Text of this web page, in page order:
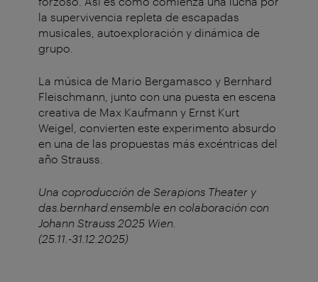
la supervivencia repleta de escapadas
musicales, autoexploración y dinámica de
grupo.
La música de Mario Bergamasco y Bernhard
Fleischmann, junto con una puesta en escena
creativa de Max Kaufmann y Ernst Kurt
Weigel, convierten este experimento absurdo
en una de las propuestas más excéntricas del
año Strauss.
Una coproducción de Serapions Theater y
das.bernhard.ensemble en colaboración con
Johann Strauss 2025 Wien.
(25.11.-31.12.2025)